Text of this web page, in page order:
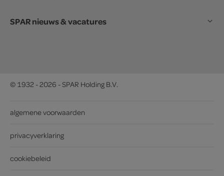
SPAR nieuws & vacatures
© 1932 - 2026 - SPAR Holding B.V.
algemene voorwaarden
privacyverklaring
cookiebeleid